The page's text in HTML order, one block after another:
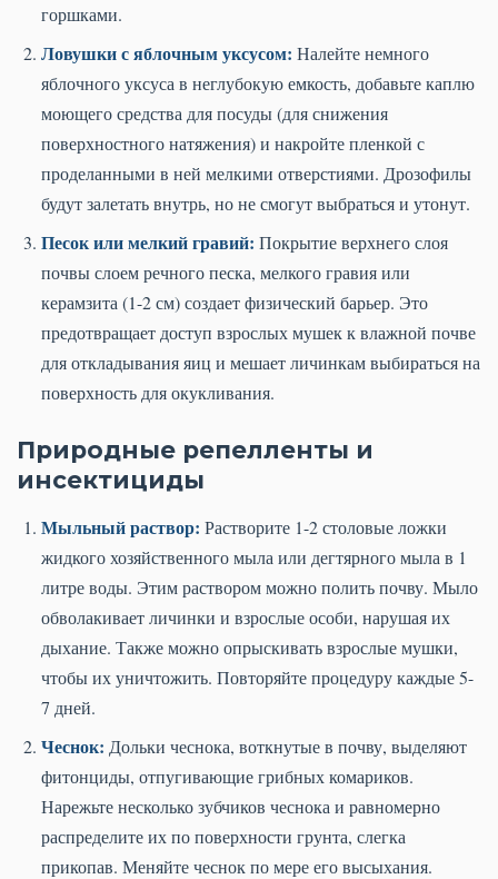
горшками.
Ловушки с яблочным уксусом: Налейте немного
яблочного уксуса в неглубокую емкость, добавьте каплю
моющего средства для посуды (для снижения
поверхностного натяжения) и накройте пленкой с
проделанными в ней мелкими отверстиями. Дрозофилы
будут залетать внутрь, но не смогут выбраться и утонут.
Песок или мелкий гравий: Покрытие верхнего слоя
почвы слоем речного песка, мелкого гравия или
керамзита (1-2 см) создает физический барьер. Это
предотвращает доступ взрослых мушек к влажной почве
для откладывания яиц и мешает личинкам выбираться на
поверхность для окукливания.
Природные репелленты и
инсектициды
Мыльный раствор: Растворите 1-2 столовые ложки
жидкого хозяйственного мыла или дегтярного мыла в 1
литре воды. Этим раствором можно полить почву. Мыло
обволакивает личинки и взрослые особи, нарушая их
дыхание. Также можно опрыскивать взрослые мушки,
чтобы их уничтожить. Повторяйте процедуру каждые 5-
7 дней.
Чеснок: Дольки чеснока, воткнутые в почву, выделяют
фитонциды, отпугивающие грибных комариков.
Нарежьте несколько зубчиков чеснока и равномерно
распределите их по поверхности грунта, слегка
прикопав. Меняйте чеснок по мере его высыхания.